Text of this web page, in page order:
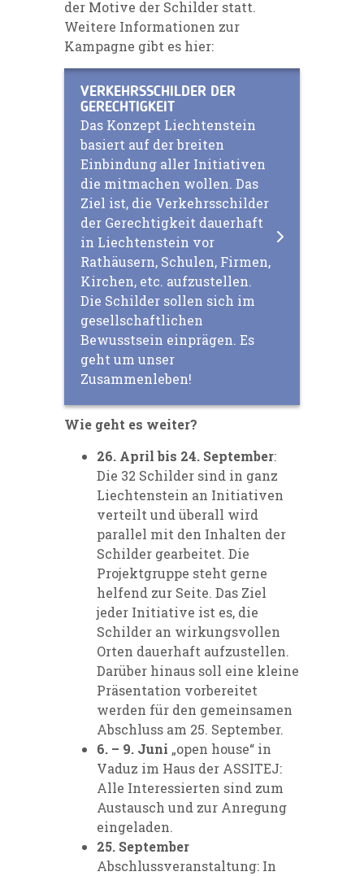
der Motive der Schilder statt.
Weitere Informationen zur
Kampagne gibt es hier:
VERKEHRSSCHILDER DER
GERECHTIGKEIT
Das Konzept Liechtenstein
basiert auf der breiten
Einbindung aller Initiativen
die mitmachen wollen. Das
Ziel ist, die Verkehrsschilder
der Gerechtigkeit dauerhaft
in Liechtenstein vor
Rathäusern, Schulen, Firmen,
Kirchen, etc. aufzustellen.
Die Schilder sollen sich im
gesellschaftlichen
Bewusstsein einprägen. Es
geht um unser
Zusammenleben!
Wie geht es weiter?
26. April bis 24. September:
Die 32 Schilder sind in ganz
Liechtenstein an Initiativen
verteilt und überall wird
parallel mit den Inhalten der
Schilder gearbeitet. Die
Projektgruppe steht gerne
helfend zur Seite. Das Ziel
jeder Initiative ist es, die
Schilder an wirkungsvollen
Orten dauerhaft aufzustellen.
Darüber hinaus soll eine kleine
Präsentation vorbereitet
werden für den gemeinsamen
Abschluss am 25. September.
6. – 9. Juni „open house“ in
Vaduz im Haus der ASSITEJ:
Alle Interessierten sind zum
Austausch und zur Anregung
eingeladen.
25. September
Abschlussveranstaltung: In